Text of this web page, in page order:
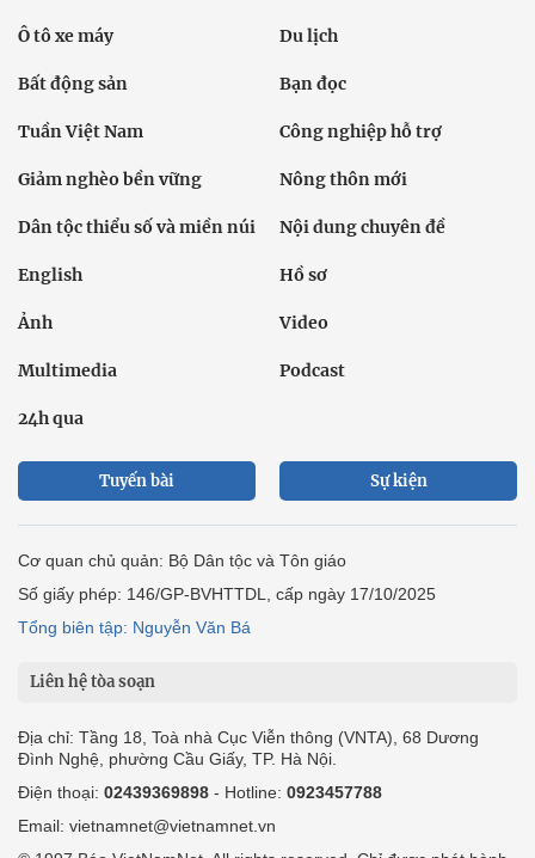
Ô tô xe máy Du lịch
Bất động sản Bạn đọc
Tuần Việt Nam Công nghiệp hỗ trợ
Giảm nghèo bền vững Nông thôn mới
Dân tộc thiểu số và miền núi Nội dung chuyên đề
English Hồ sơ
Ảnh Video
Multimedia Podcast
24h qua
Tuyến bài Sự kiện
Cơ quan chủ quản: Bộ Dân tộc và Tôn giáo
Số giấy phép: 146/GP-BVHTTDL, cấp ngày 17/10/2025
Tổng biên tập: Nguyễn Văn Bá
Liên hệ tòa soạn
Địa chỉ: Tầng 18, Toà nhà Cục Viễn thông (VNTA), 68 Dương
Đình Nghệ, phường Cầu Giấy, TP. Hà Nội.
Điện thoại: 02439369898 - Hotline: 0923457788
Email: vietnamnet@vietnamnet.vn